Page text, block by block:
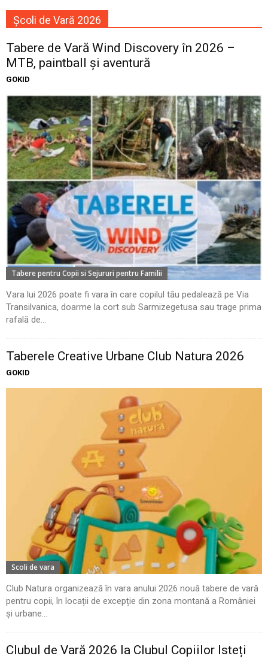
Școli de Vară 2026
Tabere de Vară Wind Discovery în 2026 –
MTB, paintball și aventură
GOKID
Tabere pentru Copii si Sejururi pentru Familii
Vara lui 2026 poate fi vara în care copilul tău pedalează pe Via
Transilvanica, doarme la cort sub Sarmizegetusa sau trage prima
rafală de...
Taberele Creative Urbane Club Natura 2026
GOKID
Scoli de vara
Club Natura organizează în vara anului 2026 nouă tabere de vară
pentru copii, în locații de excepție din zona montană a României
și urbane...
Clubul de Vară 2026 la Clubul Copiilor Isteți